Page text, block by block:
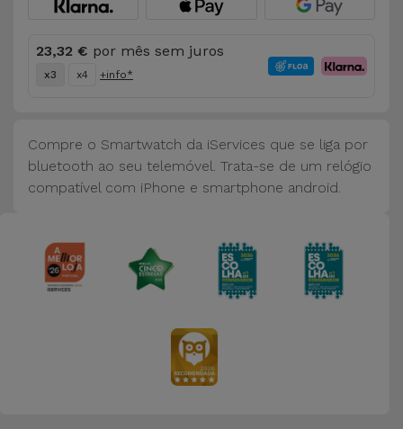
Acessórios
de
Acessórios
iPad e
Tablet
Ver
23,32 € por mês sem juros
x3 x4 +info*
Compre o Smartwatch da iServices que se liga por
bluetooth ao seu telemóvel. Trata-se de um relógio
compatível com iPhone e smartphone android.